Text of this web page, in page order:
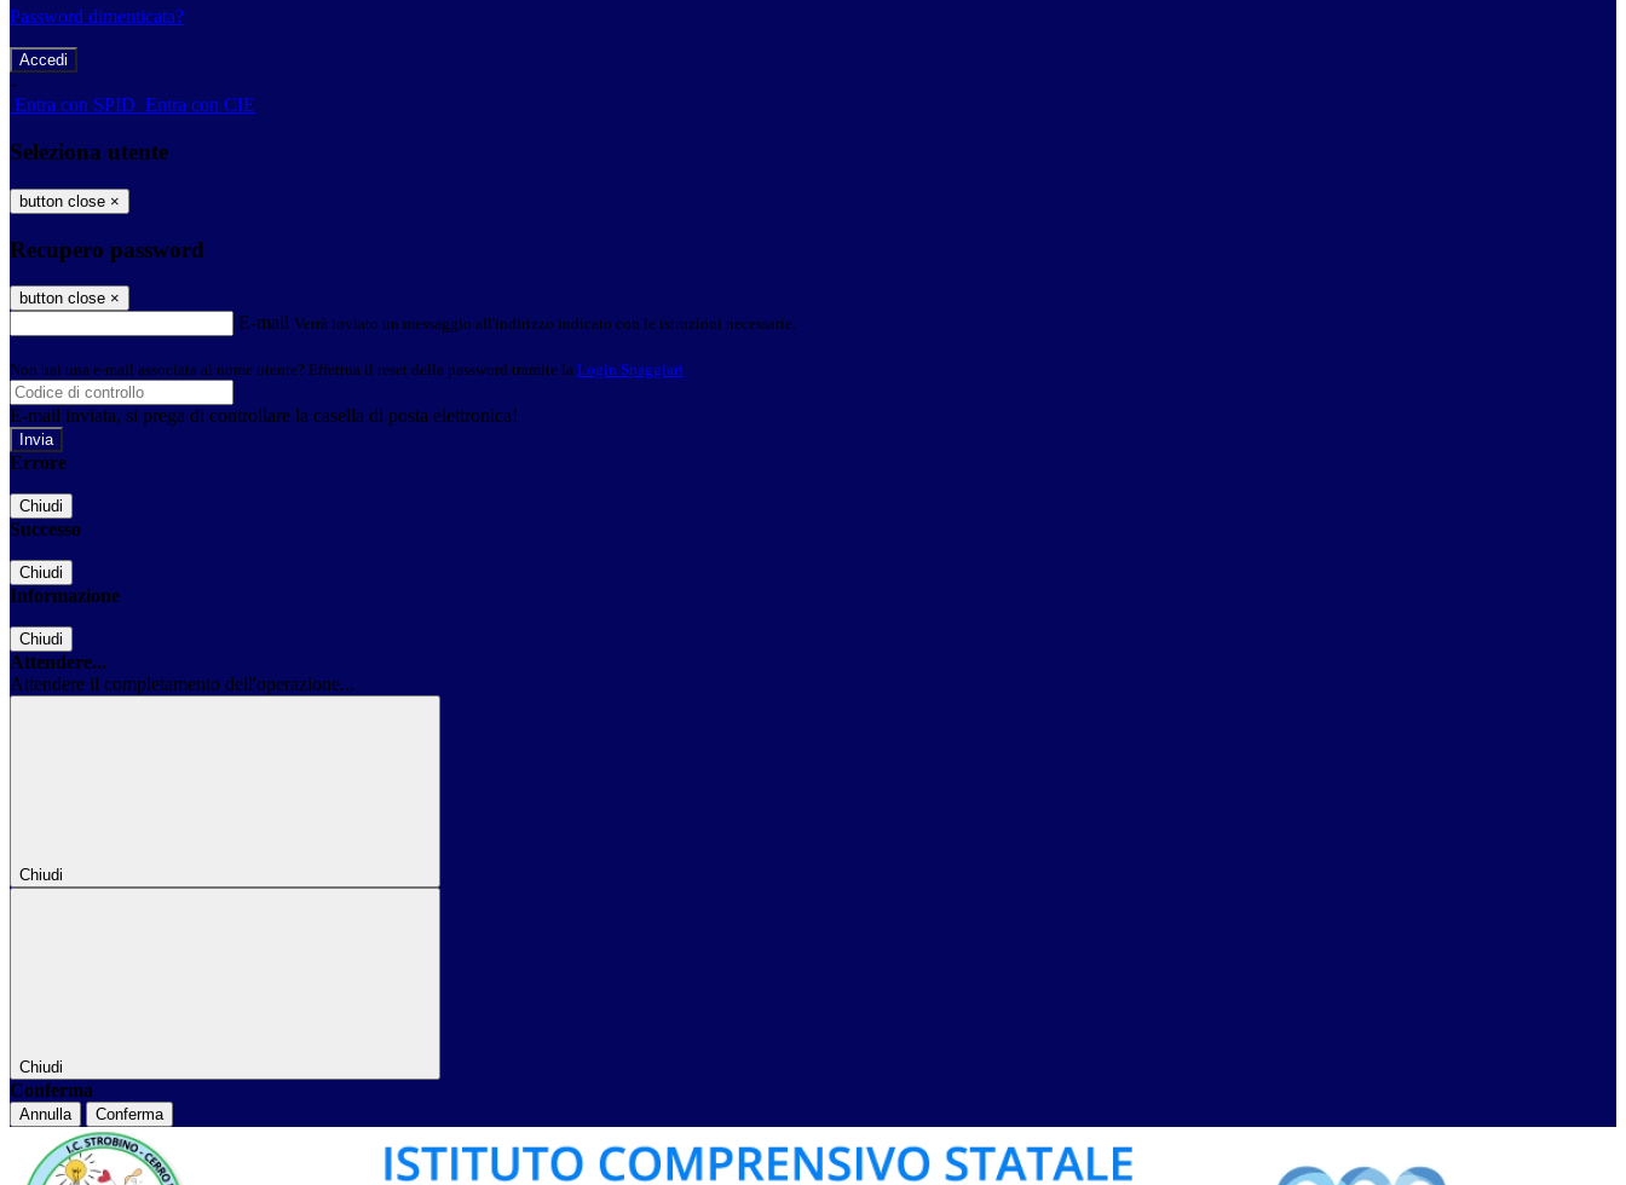
Password dimenticata?
-
Entra con SPID Entra con CIE
Seleziona utente
button close ×
Recupero password
button close ×
E-mail Verrà inviato un messaggio all'indirizzo indicato con le istruzioni necessarie.
Non hai una e-mail associata al nome utente? Effettua il reset della password tramite la Login Spaggiari
E-mail inviata, si prega di controllare la casella di posta elettronica!
Errore
Chiudi
Successo
Chiudi
Informazione
Chiudi
Attendere...
Attendere il completamento dell'operazione...
Chiudi
Chiudi
Conferma
Annulla Conferma